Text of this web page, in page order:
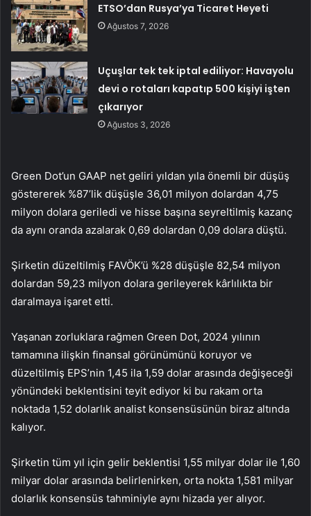
ETSO’dan Rusya’ya Ticaret Heyeti
Ağustos 7, 2026
Uçuşlar tek tek iptal ediliyor: Havayolu
devi o rotaları kapatıp 500 kişiyi işten
çıkarıyor
Ağustos 3, 2026
Green Dot’un GAAP net geliri yıldan yıla önemli bir düşüş
göstererek %87’lik düşüşle 36,01 milyon dolardan 4,75
milyon dolara geriledi ve hisse başına seyreltilmiş kazanç
da aynı oranda azalarak 0,69 dolardan 0,09 dolara düştü.
Şirketin düzeltilmiş FAVÖK’ü %28 düşüşle 82,54 milyon
dolardan 59,23 milyon dolara gerileyerek kârlılıkta bir
daralmaya işaret etti.
Yaşanan zorluklara rağmen Green Dot, 2024 yılının
tamamına ilişkin finansal görünümünü koruyor ve
düzeltilmiş EPS’nin 1,45 ila 1,59 dolar arasında değişeceği
yönündeki beklentisini teyit ediyor ki bu rakam orta
noktada 1,52 dolarlık analist konsensüsünün biraz altında
kalıyor.
Şirketin tüm yıl için gelir beklentisi 1,55 milyar dolar ile 1,60
milyar dolar arasında belirlenirken, orta nokta 1,581 milyar
dolarlık konsensüs tahminiyle aynı hizada yer alıyor.